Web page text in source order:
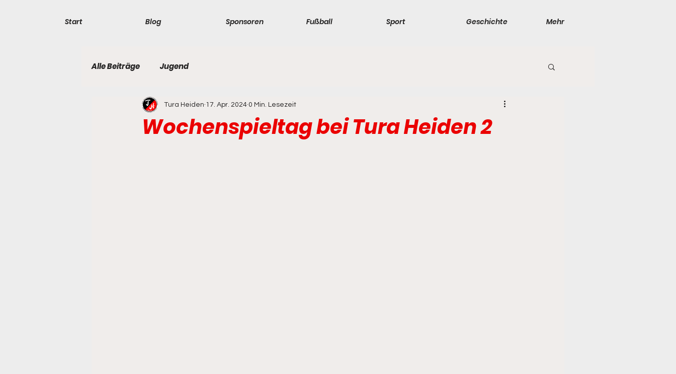
Start Blog Sponsoren Fußball Sport Geschichte Mehr
Alle Beiträge Jugend
Wochenspieltag bei Tura Heiden 2
Tura Heiden 17. Apr. 2024 0 Min. Lesezeit